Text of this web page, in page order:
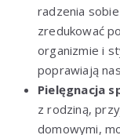
radzenia
zredukować
organizmie i
poprawiają
Pielęgnacja
z rodziną,
domowymi,